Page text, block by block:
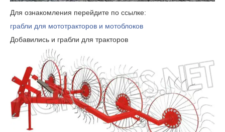
Для ознакомления перейдите по ссылке:
грабли для мототракторов и мотоблоков
Добавились и грабли для тракторов